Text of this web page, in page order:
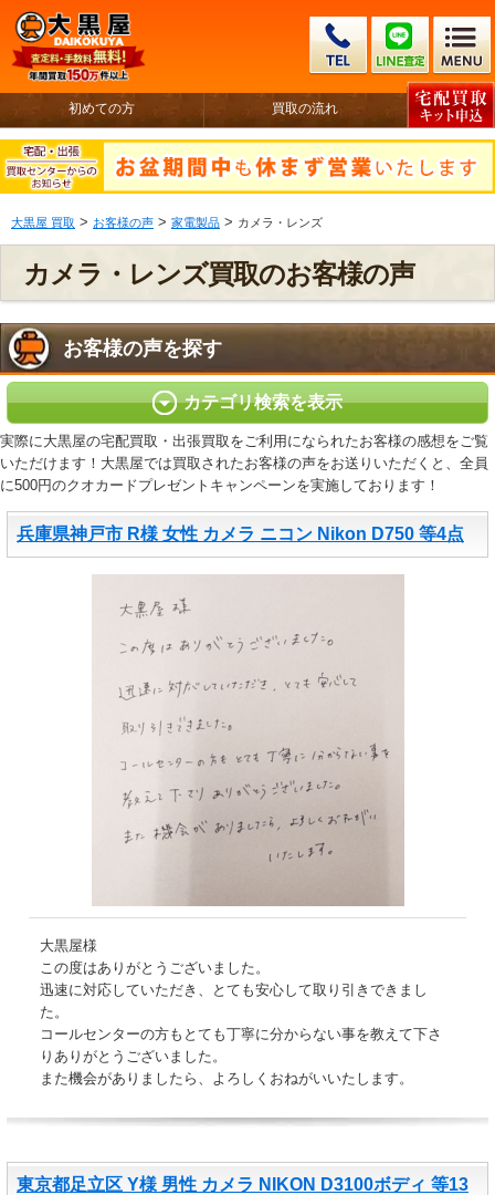
初めての方 買取の流れ
大黒屋 買取 > お客様の声 > 家電製品 > カメラ・レンズ
カメラ・レンズ買取のお客様の声
お客様の声を探す
カテゴリ検索を表示
実際に大黒屋の宅配買取・出張買取をご利用になられたお客様の感想をご覧
いただけます！大黒屋では買取されたお客様の声をお送りいただくと、全員
に500円のクオカードプレゼントキャンペーンを実施しております！
兵庫県神戸市 R様 女性 カメラ ニコン Nikon D750 等4点
大黒屋様
この度はありがとうございました。
迅速に対応していただき、とても安心して取り引きできまし
た。
コールセンターの方もとても丁寧に分からない事を教えて下さ
りありがとうございました。
また機会がありましたら、よろしくおねがいいたします。
東京都足立区 Y様 男性 カメラ NIKON D3100ボディ 等13